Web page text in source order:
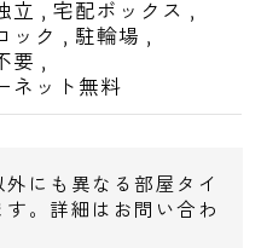
徒歩１２分
立 ,宅配ボックス ,
ック , 駐輪場 ,
要 ,
ネット無料
にも異なる部屋タイ
。詳細はお問い合わ
わせ